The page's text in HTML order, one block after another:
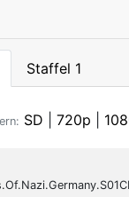
Staffel 1
SD 720p